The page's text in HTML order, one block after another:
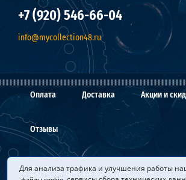
+7 (920) 546-66-04
info@mycollection48.ru
Оплата Доставка Акции и
Отзывы
Мы покупаем Вопросы и
Для анализа трафика и улучшения работы